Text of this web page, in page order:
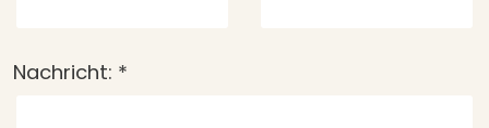
Nachricht: *